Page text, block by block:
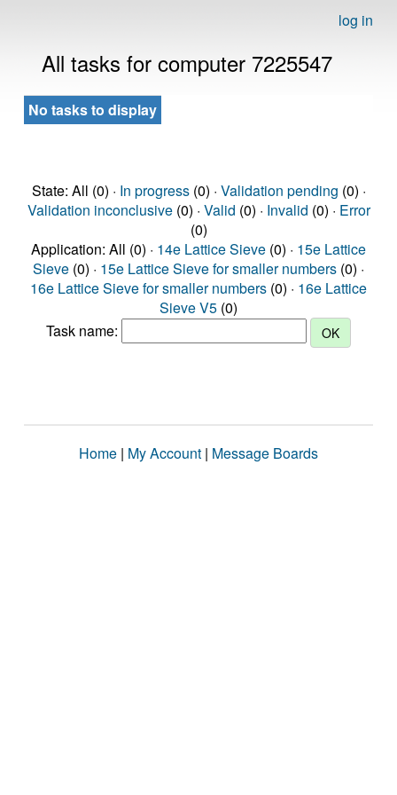
log in
All tasks for computer 7225547
No tasks to display
State: All (0) · In progress(0) · Validation pending (0) ·
Validation inconclusive(0) · Valid (0) · Invalid (0) · Error
(0)
Application: All (0) · 14e Lattice Sieve (0) · 15e Lattice
Sieve (0) · 15e Lattice Sieve for smaller numbers (0) ·
16e Lattice Sieve for smaller numbers (0) · 16e Lattice
Sieve V5 (0)
Task name:
Home | My Account | Message Boards